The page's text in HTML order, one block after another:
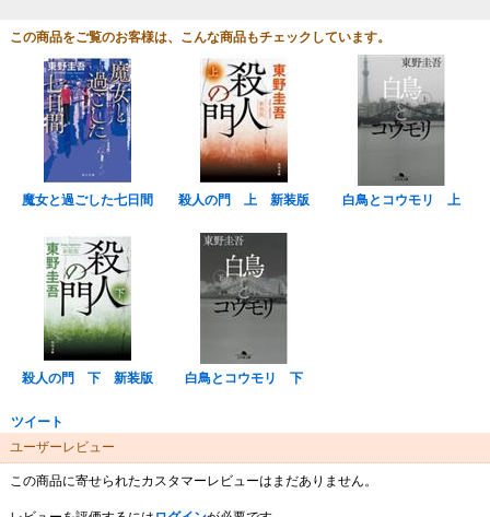
この商品をご覧のお客様は、こんな商品もチェックしています。
魔女と過ごした七日間 殺人の門 上 新装版 白鳥とコウモリ 上
殺人の門 下 新装版 白鳥とコウモリ 下
ツイート
ユーザーレビュー
この商品に寄せられたカスタマーレビューはまだありません。